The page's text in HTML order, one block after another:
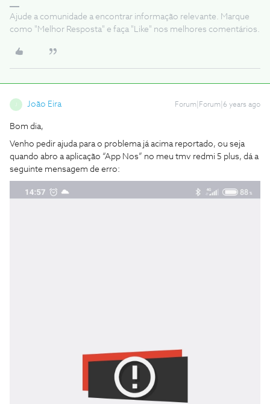
Ajude a comunidade a encontrar informação relevante. Marque
como "Melhor Resposta" e faça "Like" nos melhores comentários.
João Eira Forum|Forum|6 years ago
Bom dia,
Venho pedir ajuda para o problema já acima reportado, ou seja
quando abro a aplicação “App Nos” no meu tmv redmi 5 plus, dá a
seguinte mensagem de erro: